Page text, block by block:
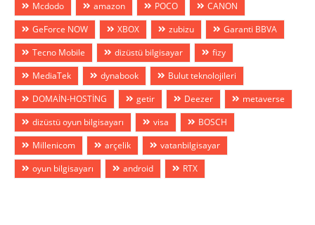
Mcdodo
amazon POCO
CANON
GeForce NOW
XBOX zubizu
Garanti BBVA
Tecno Mobile
dizüstü bilgisayar
fizy
MediaTek
dynabook
Bulut teknolojileri
DOMAİN-HOSTİNG
getir Deezer
metaverse
dizüstü oyun bilgisayarı
visa
BOSCH
Millenicom
arçelik
vatanbilgisayar
oyun bilgisayarı
android RTX